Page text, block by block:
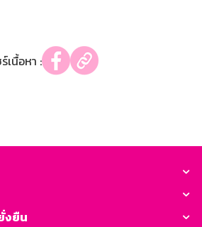
เนื้อหา :
งยืน